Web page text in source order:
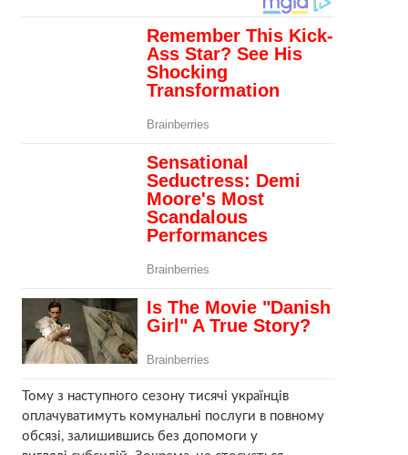
Тому з наступного сезону тисячі українців
оплачуватимуть комунальні послуги в повному
обсязі, залишившись без допомоги у